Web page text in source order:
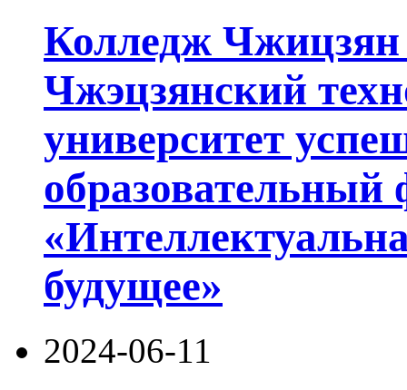
Колледж
Чжэцзянский
университет
образовательный
будущее»
2024-06-11